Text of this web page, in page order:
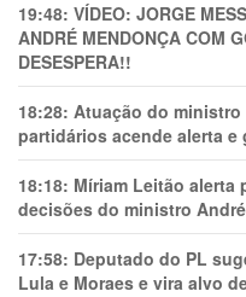
19:48: VÍDEO: JORGE
ANDRÉ MENDONÇA COM
DESESPERA!!
18:28: Atuação do
partidários acende alerta e
18:18: Míriam Leitão alerta
decisões do ministro
17:58: Deputado do PL
Lula e Moraes e vira alvo